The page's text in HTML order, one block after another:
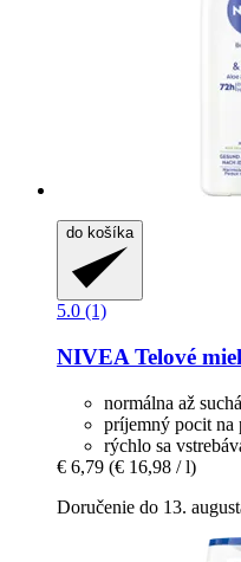
do košíka
5.0 (1)
NIVEA Telové
normálna až
príjemný pocit na
rýchlo sa
€ 6,79 (€ 16,98 / l)
Doručenie do 13.